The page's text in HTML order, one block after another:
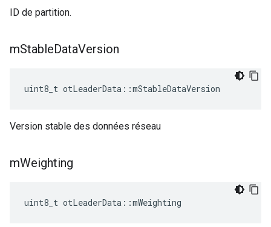
ID de partition.
mStableDataVersion
uint8_t otLeaderData ::mStableDataVersion
Version stable des données réseau
mWeighting
uint8_t otLeaderData ::mWeighting